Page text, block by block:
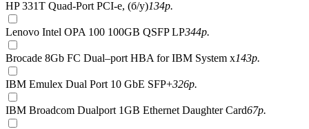
HP 331T Quad-Port PCI-e, (б/у)134р.
Lenovo Intel OPA 100 100GB QSFP LP344р.
Brocade 8Gb FC Dual–port HBA for IBM System x143р.
IBM Emulex Dual Port 10 GbE SFP+326р.
IBM Broadcom Dualport 1GB Ethernet Daughter Card67р.